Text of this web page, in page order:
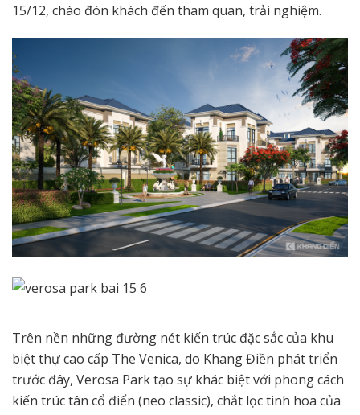
15/12, chào đón khách đến tham quan, trải nghiệm.
Trên nền những đường nét kiến trúc đặc sắc của khu
biệt thự cao cấp The Venica, do Khang Điền phát triển
trước đây, Verosa Park tạo sự khác biệt với phong cách
kiến trúc tân cổ điển (neo classic), chắt lọc tinh hoa của